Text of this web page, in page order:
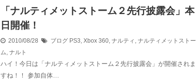
「ナルティメットストーム２先行披露会」本
日開催！
2010/08/28 ブログ PS3, Xbox 360, ナルティ , ナルティメットストー
ム, ナルト
ハイ！今日は「ナルティメットストーム２先行披露会」が開催されま
すね！！ 参加自体…